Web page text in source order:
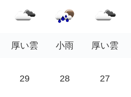
厚い雲 小雨 厚い雲
29 28 27